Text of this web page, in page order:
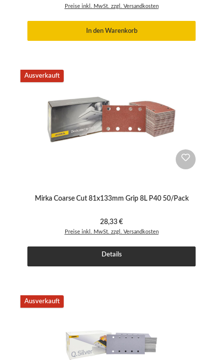
Preise inkl. MwSt. zzgl. Versandkosten
In den Warenkorb
Ausverkauft
Mirka Coarse Cut 81x133mm Grip 8L P40 50/Pack
Regulärer Preis:
28,33 €
Preise inkl. MwSt. zzgl. Versandkosten
Details
Ausverkauft